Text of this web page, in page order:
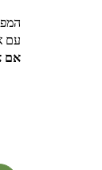
עם
אם